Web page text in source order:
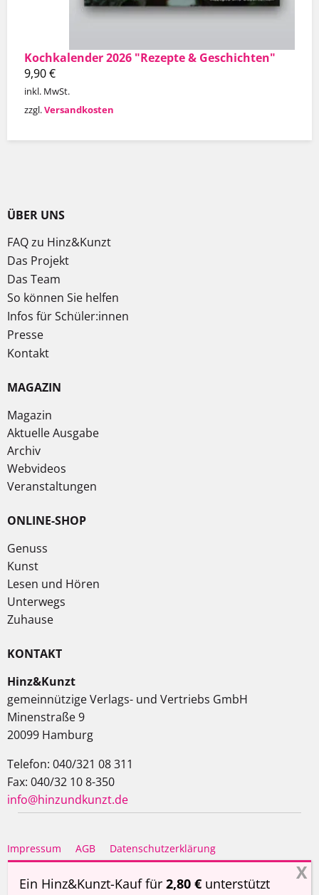
Kochkalender 2026 "Rezepte & Geschichten"
9,90€
inkl. MwSt.
zzgl.Versandkosten
ÜBER UNS
FAQ zu Hinz&Kunzt
Das Projekt
Das Team
So können Sie helfen
Infos für Schüler:innen
Presse
Kontakt
MAGAZIN
Magazin
Aktuelle Ausgabe
Archiv
Webvideos
Veranstaltungen
ONLINE-SHOP
Genuss
Kunst
Lesen und Hören
Unterwegs
Zuhause
KONTAKT
Hinz&Kunzt
gemeinnützige Verlags- und Vertriebs GmbH
Minenstraße 9
20099 Hamburg
Telefon: 040/321 08 311
Fax: 040/32 10 8-350
info@hinzundkunzt.de
Impressum AGB
Datenschutzerklärung
Ein Hinz&Kunzt-Kauf für2,80 € unterstützt